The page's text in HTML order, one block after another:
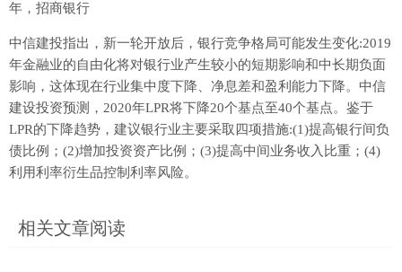
年，招商银行
中信建投指出，新一轮开放后，银行竞争格局可能发生变化:2019
年金融业的自由化将对银行业产生较小的短期影响和中长期负面
影响，这体现在行业集中度下降、净息差和盈利能力下降。中信
建设投资预测，2020年LPR将下降20个基点至40个基点。鉴于
LPR的下降趋势，建议银行业主要采取四项措施:(1)提高银行间负
债比例；(2)增加投资资产比例；(3)提高中间业务收入比重；(4)
利用利率衍生品控制利率风险。
相关文章阅读